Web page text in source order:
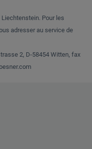
Pour les
adresser au service de
2, D-58454 Witten, fax